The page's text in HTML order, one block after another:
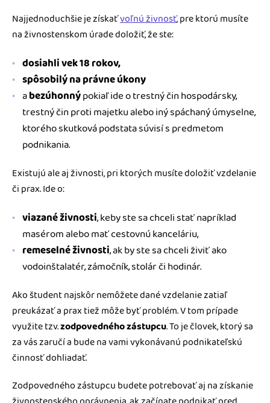
Najjednoduchšie je získaťvoľnú živnosť, pre ktorú musíte
na živnostenskom úrade doložiť, že ste:
dosiahli vek 18 rokov,
spôsobilý na právne úkony
abezúhonnýpokiaľ ide o trestný čin hospodársky,
trestný čin proti majetku alebo iný spáchaný úmyselne,
ktorého skutková podstata súvisí s predmetom
podnikania.
Existujú ale aj živnosti, pri ktorých musíte doložiť vzdelanie
či prax. Ide o:
viazané živnosti, keby ste sa chceli stať napríklad
masérom alebo mať cestovnú kanceláriu,
remeselné živnosti, ak by ste sa chceli živiť ako
vodoinštalatér, zámočník, stolár či hodinár.
Ako študent najskôr nemôžete dané vzdelanie zatiaľ
preukázať a prax tiež môže byť problém. V tom prípade
využite tzv.zodpovedného zástupcu. To je človek, ktorý sa
za vás zaručí a bude na vami vykonávanú podnikateľskú
činnosť dohliadať.
Zodpovedného zástupcu budete potrebovať aj na získanie